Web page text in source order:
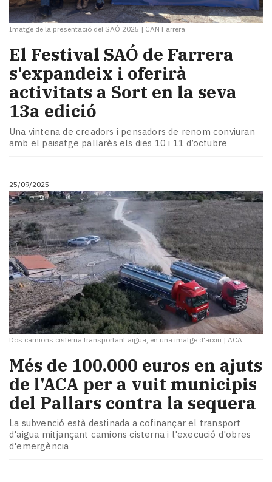
Imatge de la presentació del SAÓ 2025 | CAN Farrera
El Festival SAÓ de Farrera
s'expandeix i oferirà
activitats a Sort en la seva
13a edició
Una vintena de creadors i pensadors de renom conviuran
amb el paisatge pallarès els dies 10 i 11 d’octubre
25/09/2025
Dos camions cisterna transportant aigua, en una imatge d'arxiu | ACA
​Més de 100.000 euros en ajuts
de l'ACA per a vuit municipis
del Pallars contra la sequera
La subvenció està destinada a cofinançar el transport
d'aigua mitjançant camions cisterna i l'execució d'obres
d'emergència